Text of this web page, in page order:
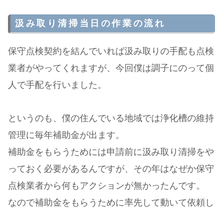
汲み取り清掃当日の作業の流れ
保守点検契約を結んでいれば汲み取りの手配も点検
業者がやってくれますが、今回僕は調子にのって個
人で手配を行いました。
というのも、僕の住んでいる地域では浄化槽の維持
管理に毎年補助金が出ます。
補助金をもらうためには申請前に汲み取り清掃をや
っておく必要があるんですが、その年はなぜか保守
点検業者から何もアクションが無かったんです。
なので補助金をもらうために率先して動いて依頼し